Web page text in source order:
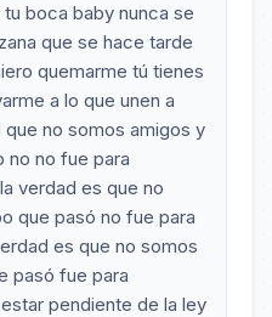
boca baby nunca se
que se hace tarde
quemarme tú tienes
a lo que unen a
no somos amigos y
no no fue para
verdad es que no
que pasó no fue para
es que no somos
pasó fue para
pendiente de la ley